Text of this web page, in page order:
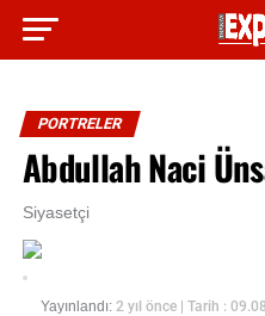
PORTRELER
Abdullah Naci
Siyasetçi
Yayınlandı: 2 yıl önce
| Tarih :